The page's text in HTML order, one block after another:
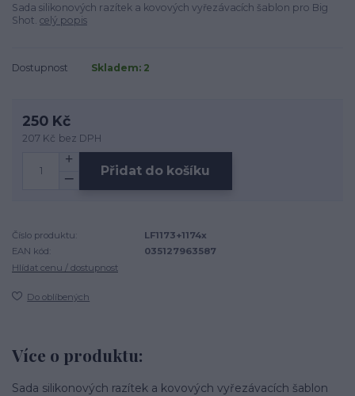
Sada silikonových razítek a kovových vyřezávacích šablon pro Big
Shot. celý popis
Dostupnost Skladem: 2
250 Kč
207 Kč bez DPH
Přidat do košíku
Číslo produktu:
LF1173+1174x
EAN kód:
035127963587
Hlídat cenu / dostupnost
Do oblíbených
Více o produktu:
Sada silikonových razítek a kovových vyřezávacích šablon